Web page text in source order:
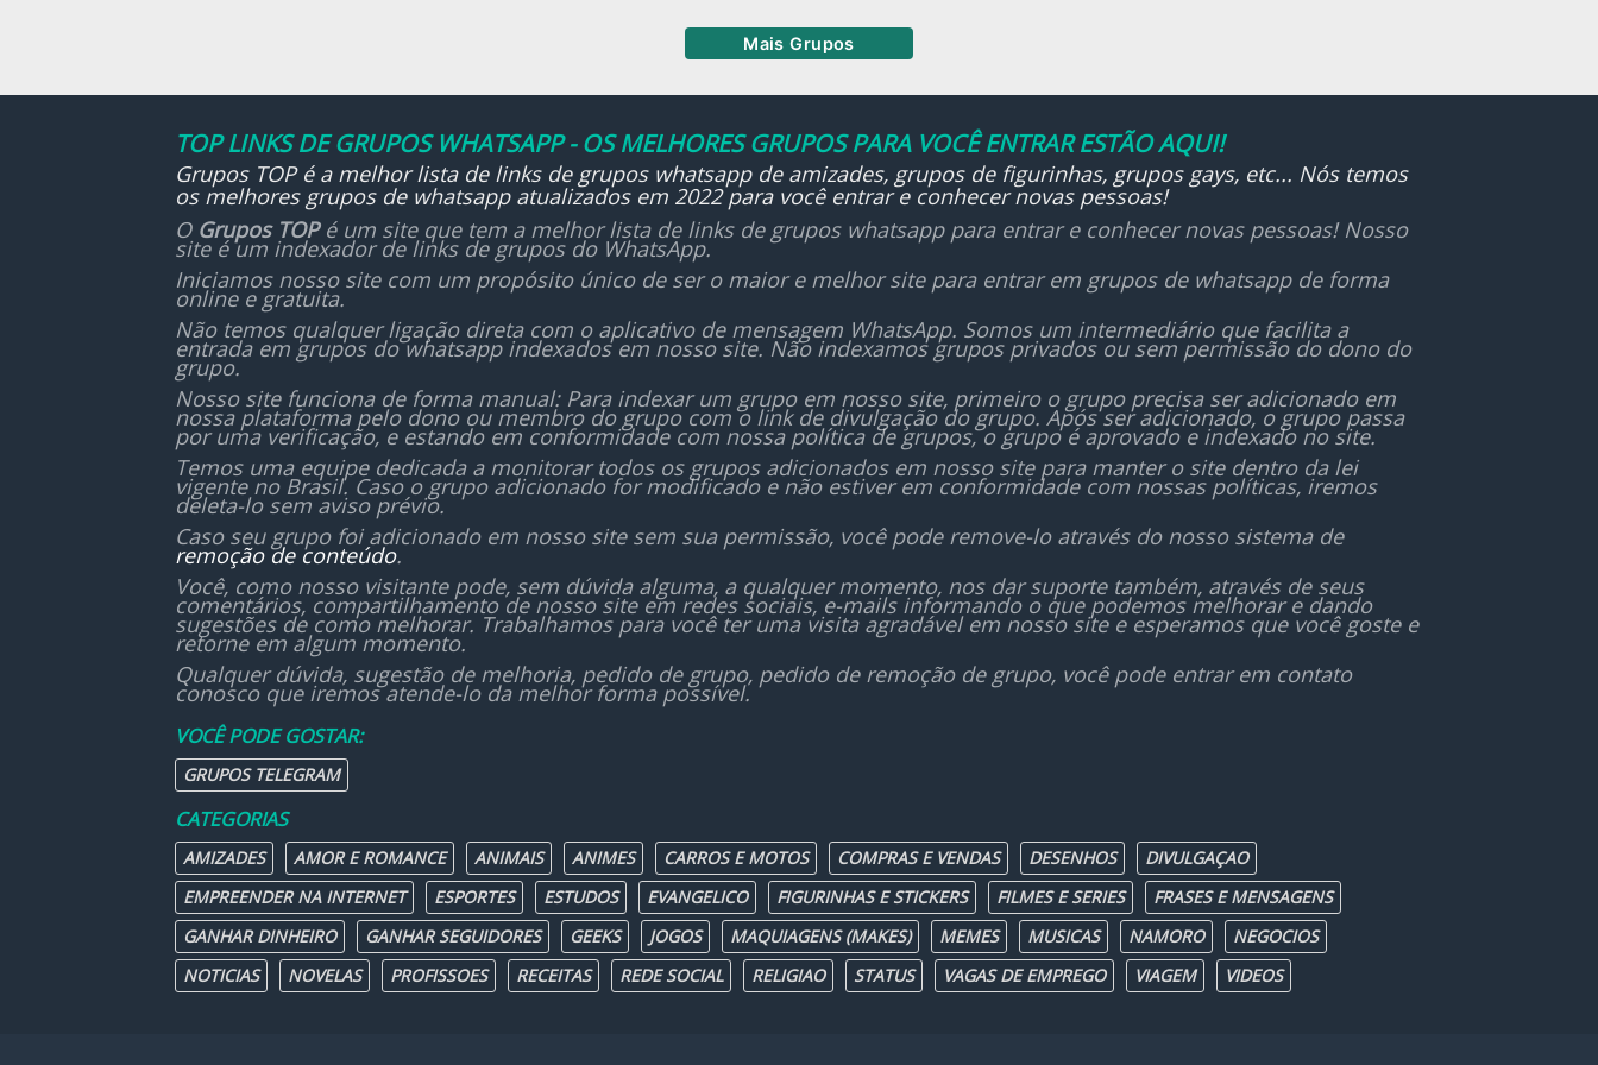
grupo, estimulando a visão
crítica e a comunicação.
organização com método e
partilha com profundidade.
No Livros Explicados, ler é só
o começo — aqui,
conhecimento se transforma
em diálogo.
realizadas em diferentes
contextos, como treinamentos,
reuniões ou até mesmo
objetivos.
Mais Grupos
TOP LINKS DE GRUPOS WHATSAPP - OS MELHORES GRUPOS PARA VOCÊ ENTRAR ESTÃO AQUI!
Grupos TOP é a melhor lista de links de grupos whatsapp de amizades, grupos de figurinhas, grupos gays, etc... Nós temos
os melhores grupos de whatsapp atualizados em 2022 para você entrar e conhecer novas pessoas!
O Grupos TOPé um site que tem a melhor lista de links de grupos whatsapp para entrar e conhecer novas pessoas! Nosso
site é um indexador de links de grupos do WhatsApp.
Iniciamos nosso site com um propósito único de ser o maior e melhor site para entrar em grupos de whatsapp de forma
online e gratuita.
Não temos qualquer ligação direta com o aplicativo de mensagem WhatsApp. Somos um intermediário que facilita a
entrada em grupos do whatsapp indexados em nosso site. Não indexamos grupos privados ou sem permissão do dono do
grupo.
Nosso site funciona de forma manual: Para indexar um grupo em nosso site, primeiro o grupo precisa ser adicionado em
nossa plataforma pelo dono ou membro do grupo com o link de divulgação do grupo. Após ser adicionado, o grupo passa
por uma verificação, e estando em conformidade com nossa política de grupos, o grupo é aprovado e indexado no site.
Temos uma equipe dedicada a monitorar todos os grupos adicionados em nosso site para manter o site dentro da lei
vigente no Brasil. Caso o grupo adicionado for modificado e não estiver em conformidade com nossas políticas, iremos
deleta-lo sem aviso prévio.
Caso seu grupo foi adicionado em nosso site sem sua permissão, você pode remove-lo através do nosso sistema de
remoção de conteúdo.
Você, como nosso visitante pode, sem dúvida alguma, a qualquer momento, nos dar suporte também, através de seus
comentários, compartilhamento de nosso site em redes sociais, e-mails informando o que podemos melhorar e dando
sugestões de como melhorar. Trabalhamos para você ter uma visita agradável em nosso site e esperamos que você goste e
retorne em algum momento.
Qualquer dúvida, sugestão de melhoria, pedido de grupo, pedido de remoção de grupo, você pode entrar em contato
conosco que iremos atende-lo da melhor forma possível.
VOCÊ PODE GOSTAR:
GRUPOS TELEGRAM
CATEGORIAS
AMIZADES AMOR E ROMANCE ANIMAIS ANIMES CARROS E MOTOS COMPRAS E VENDAS DESENHOS
DIVULGAÇAO
EMPREENDER NA INTERNET
ESPORTES ESTUDOS EVANGELICO FIGURINHAS E STICKERS FILMES E SERIES
FRASES E MENSAGENS
GANHAR DINHEIRO
GANHAR SEGUIDORES GEEKS JOGOS MAQUIAGENS (MAKES) MEMES MUSICAS NAMORO
NEGOCIOS
NOTICIAS
NOVELAS PROFISSOES RECEITAS REDE SOCIAL RELIGIAO STATUS VAGAS DE EMPREGO VIAGEM VIDEOS